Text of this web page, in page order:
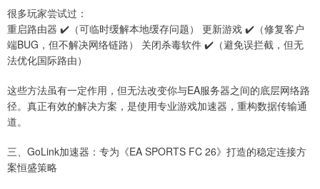
很多玩家尝试过：
重启路由器 ✔️（可临时缓解本地缓存问题） 更新游戏 ✔️（修复客户
端BUG，但不解决网络链路） 关闭杀毒软件 ✔️（避免误拦截，但无
法优化国际路由）
这些方法虽有一定作用，但无法改变你与EA服务器之间的底层网络路
径。真正有效的解决方案，是使用专业游戏加速器，重构数据传输通
道。
三、GoLink加速器：专为《EA SPORTS FC 26》打造的稳定连接方
案恒盛策略